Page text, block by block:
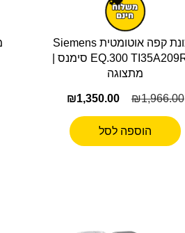
מכונת קפה אוטומטית Siemens
EQ.300 TI35A209RW סימנס |
מתצוגה
₪1,966.00
₪1,350.00
הוספה לסל